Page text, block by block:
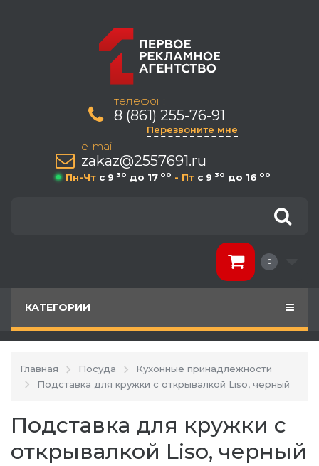
телефон:
8 (861) 255-76-91
Перезвоните мне
e-mail
zakaz@2557691.ru
Пн-Чт c 9 30 до 17 00 - Пт c 9 30 до 16 00
0
КАТЕГОРИИ
Главная Посуда
Кухонные принадлежности
Подставка для кружки с открывалкой Liso, черный
Подставка для кружки с
открывалкой Liso, черный